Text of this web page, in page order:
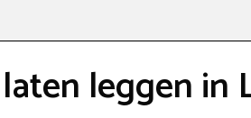
leggen in